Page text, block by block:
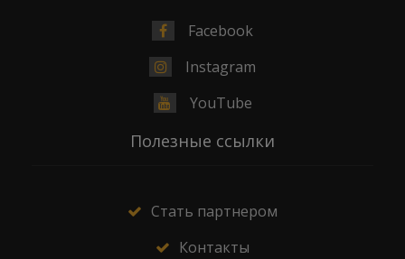
Facebook
Instagram
YouTube
Полезные ссылки
Стать партнером
Контакты